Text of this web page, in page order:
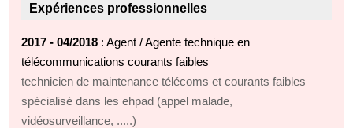
Expériences professionnelles
2017 - 04/2018 : Agent / Agente technique en
télécommunications courants faibles
technicien de maintenance télécoms et courants faibles
spécialisé dans les ehpad (appel malade,
vidéosurveillance, .....)